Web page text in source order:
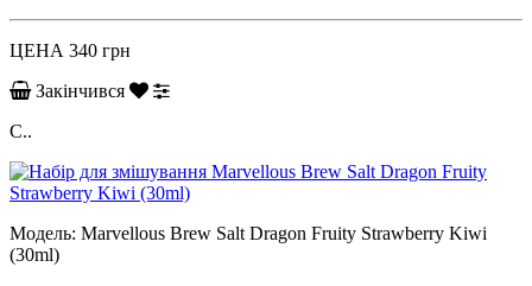
ЦЕНА 340 грн
Закінчився
C..
Модель: Marvellous Brew Salt Dragon Fruity Strawberry Kiwi
(30ml)